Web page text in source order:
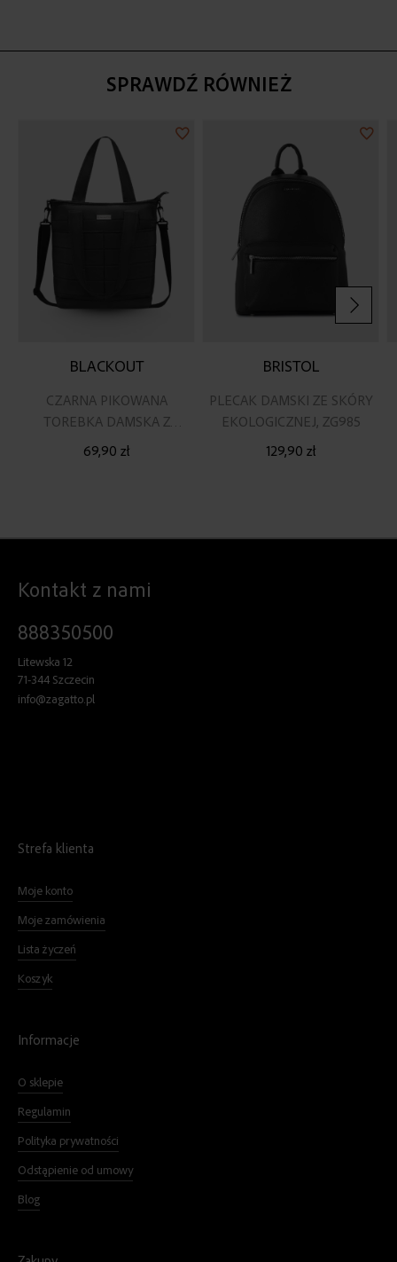
SPRAWDŹ RÓWNIEŻ
BLACKOUT
CZARNA PIKOWANA
TOREBKA DAMSKA Z
PASKIEM NA RAMIĘ
69,90 zł
Dodaj
BRISTOL
PLECAK DAMSKI ZE SKÓRY
EKOLOGICZNEJ, ZG985
129,90 zł
Kontakt z nami
888350500
Litewska 12
71-344 Szczecin
info@zagatto.pl
Strefa klienta
Moje konto
Moje zamówienia
Lista życzeń
Koszyk
Informacje
O sklepie
Regulamin
Polityka prywatności
Odstąpienie od umowy
Blog